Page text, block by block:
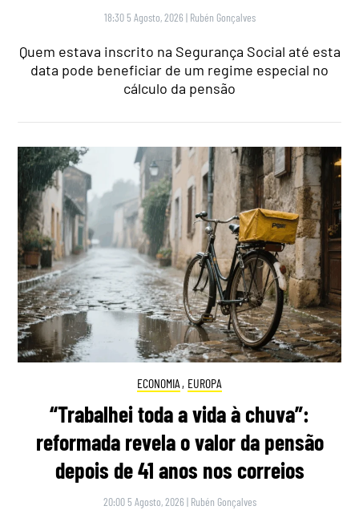
18:30 5 Agosto, 2026 | Rubén Gonçalves
Quem estava inscrito na Segurança Social até esta
data pode beneficiar de um regime especial no
cálculo da pensão
ECONOMIA , EUROPA
“Trabalhei toda a vida à chuva”:
reformada revela o valor da pensão
depois de 41 anos nos correios
20:00 5 Agosto, 2026 | Rubén Gonçalves